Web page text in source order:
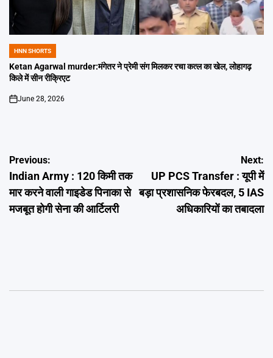
POSTED
IN
HNN SHORTS
Ketan Agarwal murder:मंगेतर ने प्रेमी संग मिलकर रचा कत्ल का खेल, लोहागढ़
किले में सीन रीक्रिएट
on
June 28, 2026
Post
navigation
Previous:
Indian Army : 120 किमी तक
मार करने वाली गाइडेड पिनाका से
मजबूत होगी सेना की आर्टिलरी
Next:
UP PCS Transfer : यूपी में
बड़ा प्रशासनिक फेरबदल, 5 IAS
अधिकारियों का तबादला